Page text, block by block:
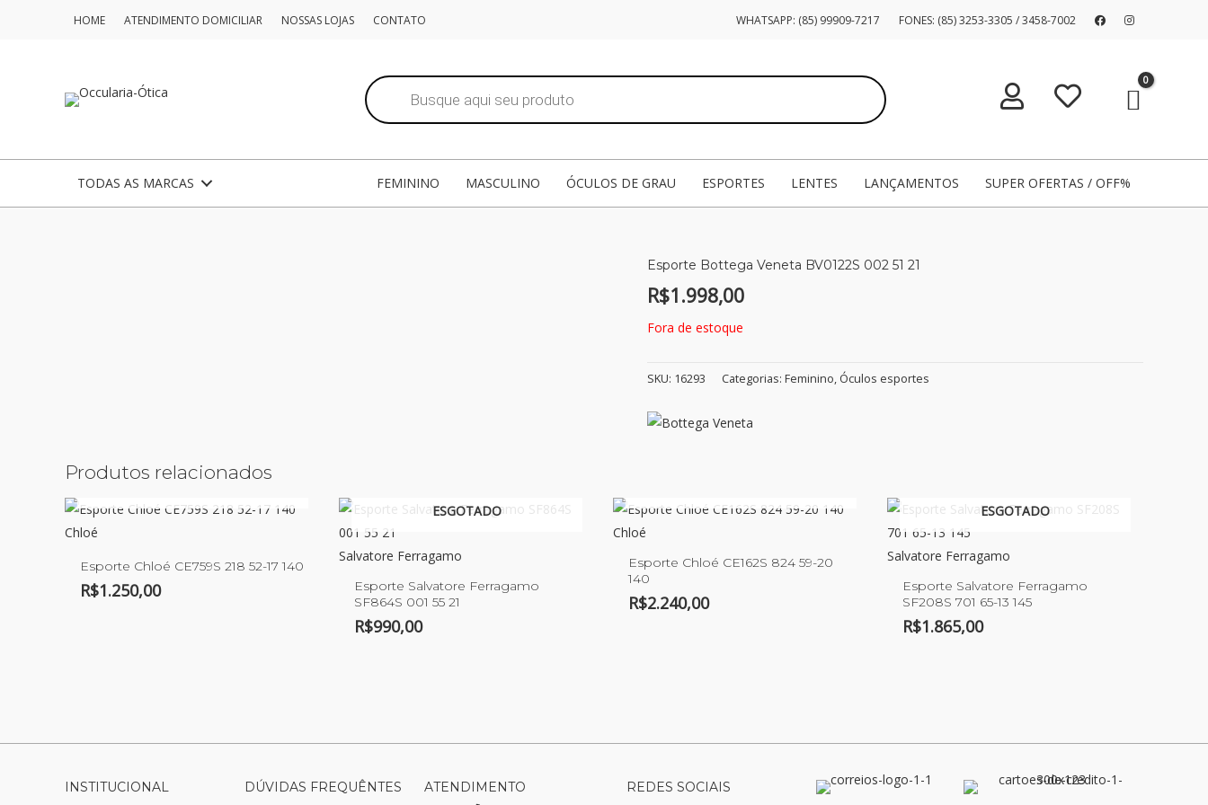
HOME ATENDIMENTO DOMICILIAR NOSSAS LOJAS CONTATO WHATSAPP: (85) 99909-7217 FONES: (85) 3253-3305 / 3458-7002
Pesquisar
produtos
TODAS AS MARCAS FEMININO MASCULINO ÓCULOS DE GRAU ESPORTES LENTES LANÇAMENTOS SUPER OFERTAS / OFF%
Esporte Bottega Veneta BV0122S 002 51 21
R$1.998,00
Fora de estoque
SKU: 16293 Categorias: Feminino, Óculos esportes
Produtos relacionados
Chloé
Esporte Chloé CE759S 218 52-17 140
R$1.250,00
ESGOTADO
Salvatore Ferragamo
Esporte Salvatore Ferragamo
SF864S 001 55 21
R$990,00
Chloé
Esporte Chloé CE162S 824 59-20
140
R$2.240,00
ESGOTADO
Salvatore Ferragamo
Esporte Salvatore Ferragamo
SF208S 701 65-13 145
R$1.865,00
INSTITUCIONAL DÚVIDAS FREQUÊNTES ATENDIMENTO REDES SOCIAIS